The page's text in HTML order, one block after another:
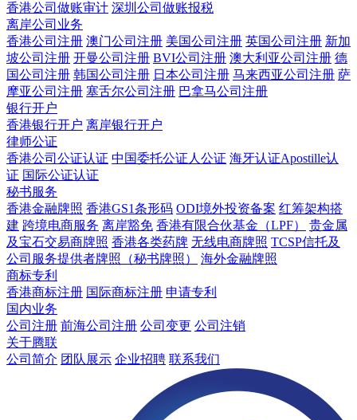
香港公司做账审计 深圳公司做账报税
离岸公司业务
香港公司注册 澳门公司注册 美国公司注册 英国公司注册 新加
坡公司注册 开曼公司注册 BVI公司注册 澳大利亚公司注册 德
国公司注册 韩国公司注册 日本公司注册 马来西亚公司注册 萨
摩亚公司注册 塞舌尔公司注册 巴拿马公司注册
银行开户
香港银行开户 离岸银行开户
律师公证
香港公司公证认证 中国委托公证人公证 海牙认证Apostille认
证 国际公证认证
秘书服务
香港金融牌照 香港GS1条形码 ODI境外投资备案 红筹架构搭
建 跨境电商服务 离岸豁免 香港有限合伙基金（LPF）
贵金属
及宝石交易商牌照 香港各类药牌 无线电商牌照 TCSP信托及
公司服务提供者牌照（秘书牌照）
海外金融牌照
商标专利
香港商标注册 国际商标注册 申请专利
国内业务
公司注册 前海公司注册 公司变更 公司注销
关于腾联
公司简介 团队展示 企业招聘 联系我们